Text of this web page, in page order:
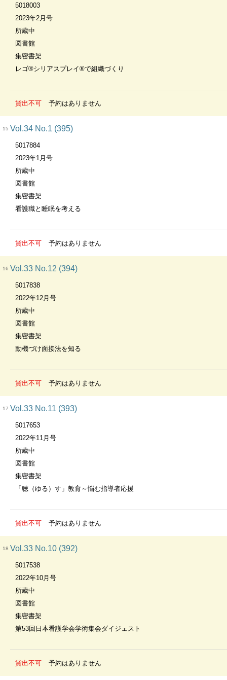
5018003
2023年2月号
所蔵中
図書館
集密書架
レゴ®シリアスプレイ®で組織づくり
貸出不可 予約はありません
15 Vol.34 No.1 (395)
5017884
2023年1月号
所蔵中
図書館
集密書架
看護職と睡眠を考える
貸出不可 予約はありません
16 Vol.33 No.12 (394)
5017838
2022年12月号
所蔵中
図書館
集密書架
動機づけ面接法を知る
貸出不可 予約はありません
17 Vol.33 No.11 (393)
5017653
2022年11月号
所蔵中
図書館
集密書架
「聴（ゆる）す」教育～悩む指導者応援
貸出不可 予約はありません
18 Vol.33 No.10 (392)
5017538
2022年10月号
所蔵中
図書館
集密書架
第53回日本看護学会学術集会ダイジェスト
貸出不可 予約はありません